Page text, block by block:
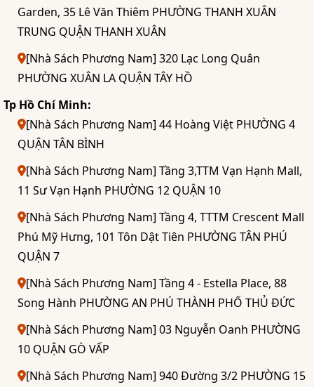
Garden, 35 Lê Văn Thiêm PHƯỜNG THANH XUÂN
TRUNG QUẬN THANH XUÂN
[Nhà Sách Phương Nam] 320 Lạc Long Quân
PHƯỜNG XUÂN LA QUẬN TÂY HỒ
Tp Hồ Chí Minh:
[Nhà Sách Phương Nam] 44 Hoàng Việt PHƯỜNG 4
QUẬN TÂN BÌNH
[Nhà Sách Phương Nam] Tầng 3,TTM Vạn Hạnh Mall,
11 Sư Vạn Hạnh PHƯỜNG 12 QUẬN 10
[Nhà Sách Phương Nam] Tầng 4, TTTM Crescent Mall
Phú Mỹ Hưng, 101 Tôn Dật Tiên PHƯỜNG TÂN PHÚ
QUẬN 7
[Nhà Sách Phương Nam] Tầng 4 - Estella Place, 88
Song Hành PHƯỜNG AN PHÚ THÀNH PHỐ THỦ ĐỨC
[Nhà Sách Phương Nam] 03 Nguyễn Oanh PHƯỜNG
10 QUẬN GÒ VẤP
[Nhà Sách Phương Nam] 940 Đường 3/2 PHƯỜNG 15